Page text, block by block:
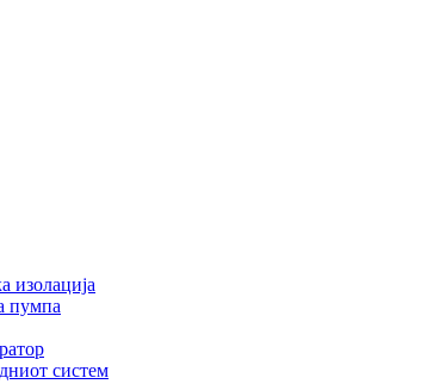
изолација
пумпа
систем